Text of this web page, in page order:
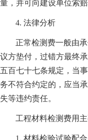
量，并可向建设单位索赔
4. 法律分析
正常检测费一般由
议方垫付，过错方最终
五百七十七条规定，当
务不符合约定的，应当
失等违约责任。
工程材料检测费用
1. 材料检验试验配